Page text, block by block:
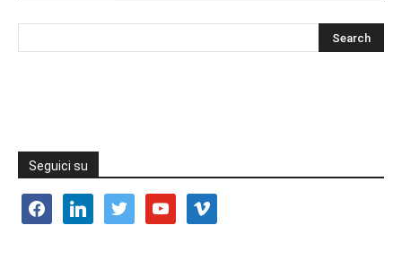
Seguici su
facebooklinkedin twitter youtube vimeo